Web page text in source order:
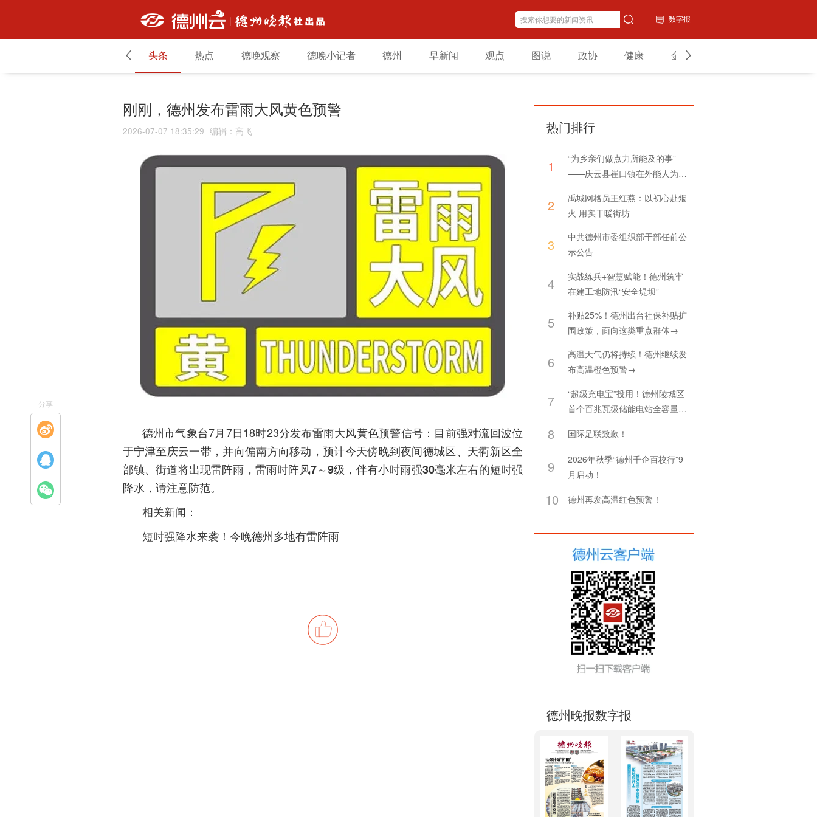
数字报
头条 热点 德晚观察 德晚小记者 德州 早新闻 观点 图说 政协 健康 金融
刚刚，德州发布雷雨大风黄色预警
2026-07-07 18:35:29 编辑 ： 高飞
德州市气象台7月7日18时23分发布雷雨大风黄色预警信号 ：目前强对流回波位
于宁津至庆云一带，并向偏南方向移动，预计今天傍晚到夜间德城区、天衢新区全
部镇、街道将出现雷阵雨 ，雷雨时阵风7～9级 ， 伴有小时雨强30毫米左右的短时强
降水 ，请注意防范。
相关新闻：
短时强降水来袭！今晚德州多地有雷阵雨
分享
热门排行
1
“为乡亲们做点力所能及的事”
——庆云县崔口镇在外能人为家
2
禹城网格员王红燕：以初心赴烟
火 用实干暖街坊
3
中共德州市委组织部干部任前公
示公告
4
实战练兵+智慧赋能！德州筑牢
在建工地防汛“安全堤坝”
5
补贴25%！德州出台社保补贴扩
围政策，面向这类重点群体→
6
高温天气仍将持续！德州继续发
布高温橙色预警→
7
“超级充电宝”投用！德州陵城区
首个百兆瓦级储能电站全容量并
8 国际足联致歉！
9
2026年秋季“德州千企百校行”9
月启动！
10 德州再发高温红色预警！
德州晚报数字报